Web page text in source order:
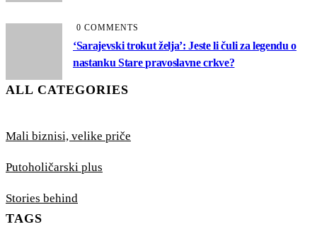
0 COMMENTS
‘Sarajevski trokut želja’: Jeste li čuli za legendu o
nastanku Stare pravoslavne crkve?
ALL CATEGORIES
Mali biznisi, velike priče
Putoholičarski plus
Stories behind
TAGS